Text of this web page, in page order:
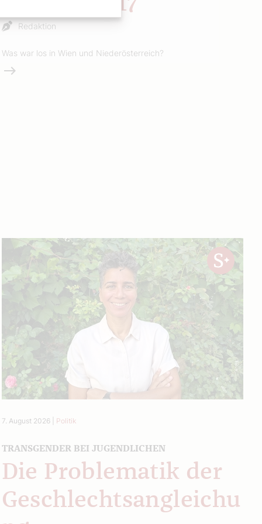
Redaktion
Was war los in Wien und Niederösterreich?
Weiterlesen
7. August 2026 Politik
TRANSGENDER BEI JUGENDLICHEN
Die Problematik der
Geschlechtsangleichu